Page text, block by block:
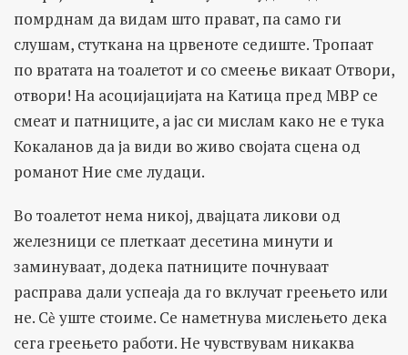
помрднам да видам што прават, па само ги
слушам, стуткана на црвеноте седиште. Тропаат
по вратата на тоалетот и со смеење викаат Отвори,
отвори! На асоцијацијата на Катица пред МВР се
смеат и патниците, а јас си мислам како не е тука
Кокаланов да ја види во живо својата сцена од
романот Ние сме лудаци.
Во тоалетот нема никој, двајцата ликови од
железници се плеткаат десетина минути и
заминуваат, додека патниците почнуваат
расправа дали успеаја да го вклучат греењето или
не. Сѐ уште стоиме. Се наметнува мислењето дека
сега греењето работи. Не чувствувам никаква